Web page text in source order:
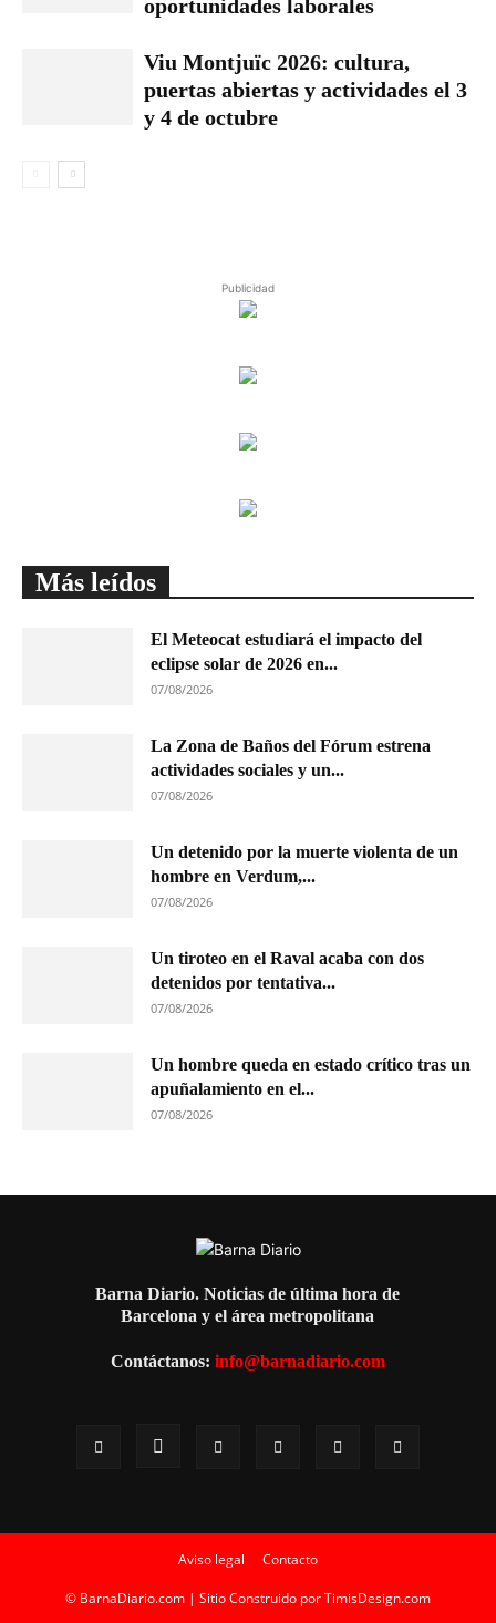
oportunidades laborales
Viu Montjuïc 2026: cultura,
puertas abiertas y actividades el 3
y 4 de octubre
Publicidad
Más leídos
El Meteocat estudiará el impacto del
eclipse solar de 2026 en...
07/08/2026
La Zona de Baños del Fórum estrena
actividades sociales y un...
07/08/2026
Un detenido por la muerte violenta de un
hombre en Verdum,...
07/08/2026
Un tiroteo en el Raval acaba con dos
detenidos por tentativa...
07/08/2026
Un hombre queda en estado crítico tras un
apuñalamiento en el...
07/08/2026
Barna Diario. Noticias de última hora de
Barcelona y el área metropolitana
Contáctanos: info@barnadiario.com
Aviso legal Contacto
© BarnaDiario.com | Sitio Construido porTimisDesign.com